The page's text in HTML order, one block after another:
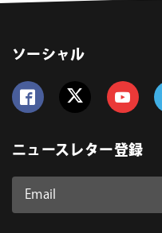
ソーシャル
ニュースレター登録
Email